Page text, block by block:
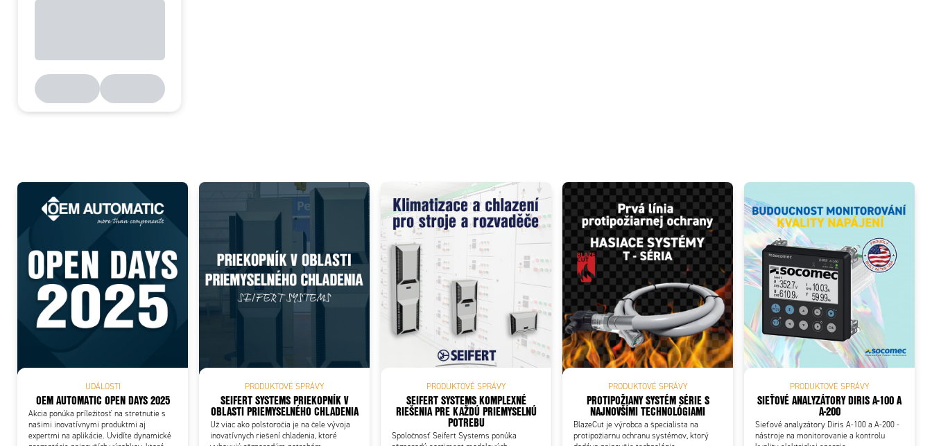
Add as new cart row
UDÁLOSTI
OEM AUTOMATIC OPEN DAYS 2025
Akcia ponúka príležitosť na stretnutie s
našimi inovatívnymi produktmi aj
expertmi na aplikácie. Uvidíte dynamické
PRODUKTOVÉ SPRÁVY
SEIFERT SYSTEMS PRIEKOPNÍK V
OBLASTI PRIEMYSELNÉHO CHLADENIA
Už viac ako polstoročia je na čele vývoja
inovatívnych riešení chladenia, ktoré
PRODUKTOVÉ SPRÁVY
SEIFERT SYSTEMS KOMPLEXNÉ
RIEŠENIA PRE KAŽDÚ PRIEMYSELNÚ
POTREBU
Spoločnosť Seifert Systems ponúka
PRODUKTOVÉ SPRÁVY
PROTIPOŽIANY SYSTÉM SÉRIE S
NAJNOVŠÍMI TECHNOLÓGIAMI
BlazeCut je výrobca a špecialista na
protipožiarnu ochranu systémov, ktorý
PRODUKTOVÉ SPRÁVY
SIEŤOVÉ ANALYZÁTORY DIRIS A-100 A
A-200
Sieťové analyzátory Diris A-100 a A-200 -
nástroje na monitorovanie a kontrolu